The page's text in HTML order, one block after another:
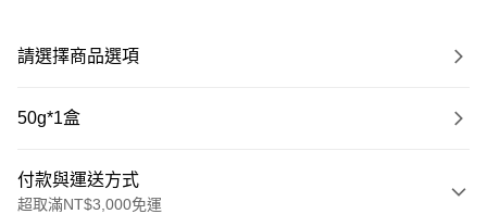
請選擇商品選項
50g*1盒
付款與運送方式
超取滿NT$3,000免運